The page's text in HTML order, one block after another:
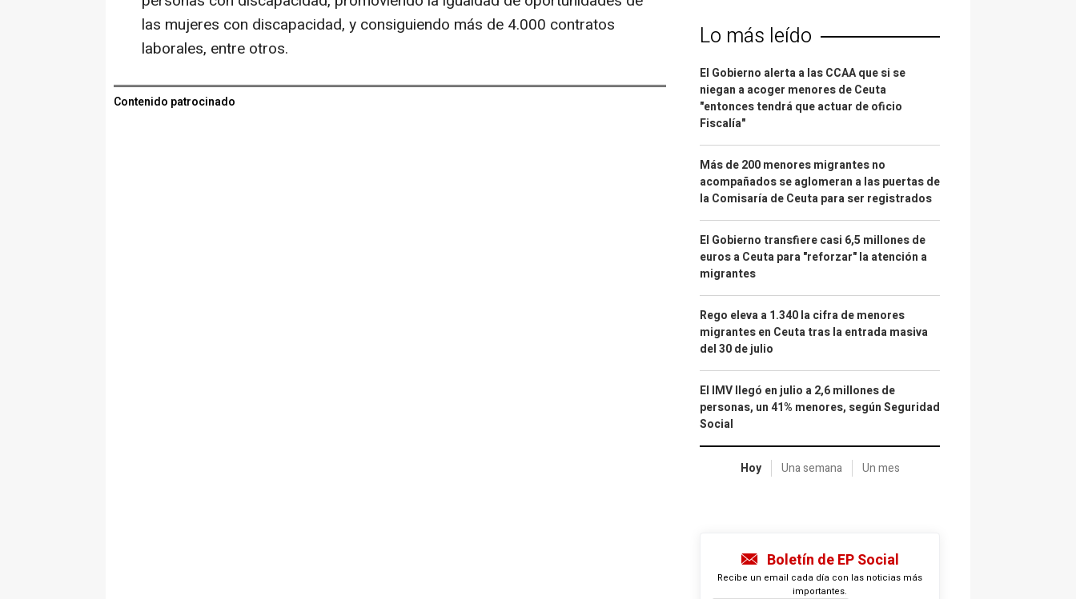
las mujeres con discapacidad, y consiguiendo más de 4.000 contratos
laborales, entre otros.
Contenido patrocinado
Lo más leído
El Gobierno alerta a las CCAA que si se
niegan a acoger menores de Ceuta
"entonces tendrá que actuar de oficio
Fiscalía"
Más de 200 menores migrantes no
acompañados se aglomeran a las puertas de
la Comisaría de Ceuta para ser registrados
El Gobierno transfiere casi 6,5 millones de
euros a Ceuta para "reforzar" la atención a
migrantes
Rego eleva a 1.340 la cifra de menores
migrantes en Ceuta tras la entrada masiva
del 30 de julio
El IMV llegó en julio a 2,6 millones de
personas, un 41% menores, según Seguridad
Social
Hoy Una semana Un mes
Boletín de EP Social
Recibe un email cada día con las noticias más
importantes.